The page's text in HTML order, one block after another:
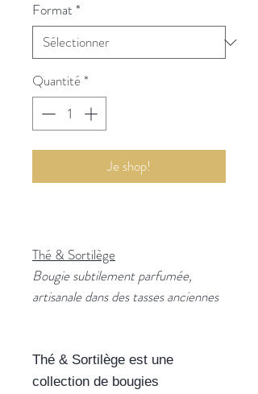
Format *
Quantité*
Je shop!
Thé & Sortilège
Bougie subtilement parfumée,
artisanale dans des tasses anciennes
Thé & Sortilège est une
collection de bougies